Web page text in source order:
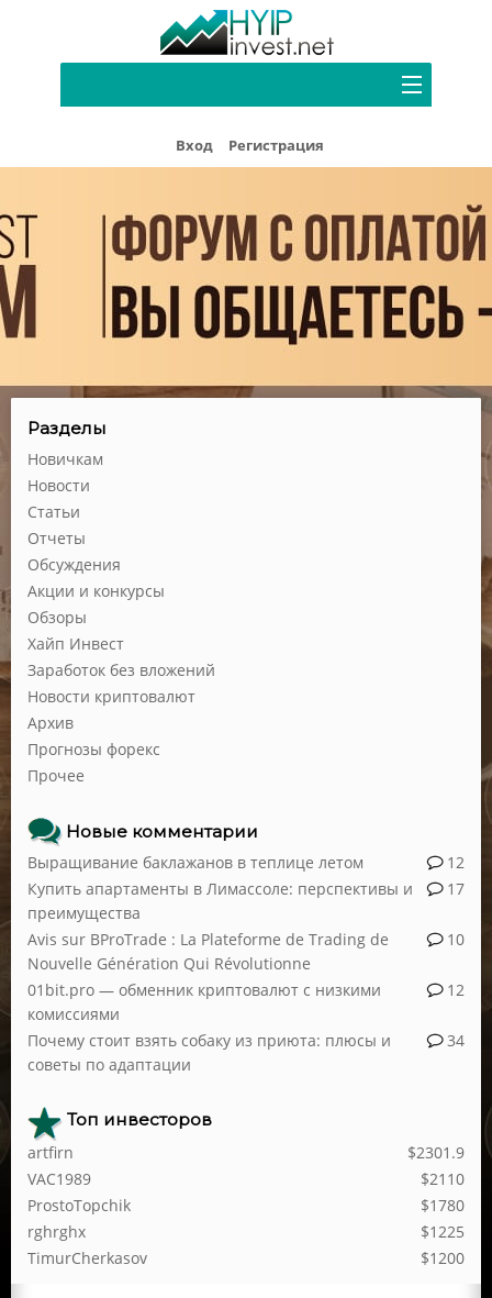
Рефбек
Реклама
Вход Регистрация
Разделы
Новичкам
Новости
Статьи
Отчеты
Обсуждения
Акции и конкурсы
Обзоры
Хайп Инвест
Заработок без вложений
Новости криптовалют
Архив
Прогнозы форекс
Прочее
Новые комментарии
12
Выращивание баклажанов в теплице летом
17
Купить апартаменты в Лимассоле: перспективы и
преимущества
10
Avis sur BProTrade : La Plateforme de Trading de
Nouvelle Génération Qui Révolutionne
12
01bit.pro — обменник криптовалют с низкими
комиссиями
34
Почему стоит взять собаку из приюта: плюсы и
советы по адаптации
Топ инвесторов
$2301.9
artfirn
$2110
VAC1989
$1780
ProstoTopchik
$1225
rghrghx
$1200
TimurCherkasov